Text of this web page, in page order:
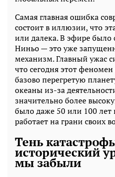
Самая главная ошибка
состоит в иллюзии, что
или далека. В эфире было
Ниньо — это уже
механизм. Главный ужас
что сегодня этот
базово перегретую
океаны из-за
значительно более
было даже 50 или 100 лет
работает на грани своих
Тень
исторический
мы забыли